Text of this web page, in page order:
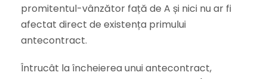
promitentul-vânzător față de A și nici nu ar fi
afectat direct de existența primului
antecontract.
Întrucât la încheierea unui antecontract,